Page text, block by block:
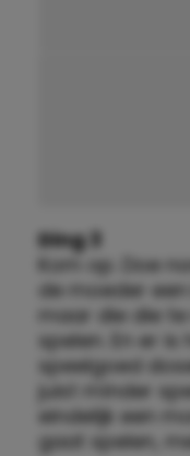
Ding 3
Kom op. Doe
de moeder
maar die die
spelen. En er
speelgoed
juist mínder
eindelijk een
gaat spelen,